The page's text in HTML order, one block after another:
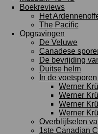
Boekreviews
Het
The Pacific
Opgravingen
De Veluwe
Canadese
De bevrijding
Duitse helm
In de
Werner
Werner
Werner
Werner
Overblijfselen
1ste Canadian